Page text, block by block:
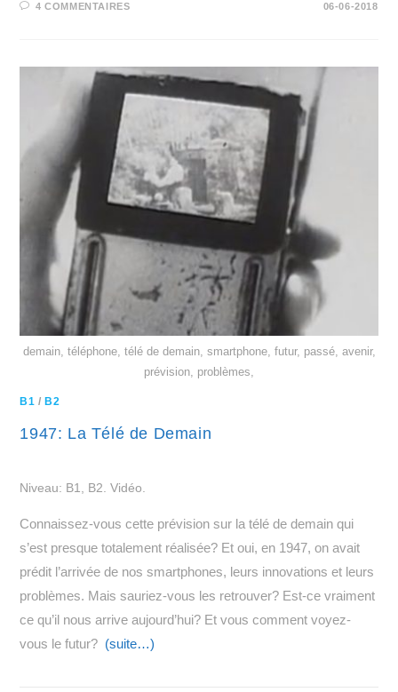
4 COMMENTAIRES 06-06-2018
demain, téléphone, télé de demain, smartphone, futur, passé, avenir,
prévision, problèmes,
B1 / B2
1947: La Télé de Demain
Niveau: B1, B2. Vidéo.
Connaissez-vous cette prévision sur la télé de demain qui
s’est presque totalement réalisée? Et oui, en 1947, on avait
prédit l’arrivée de nos smartphones, leurs innovations et leurs
problèmes. Mais sauriez-vous les retrouver? Est-ce vraiment
ce qu’il nous arrive aujourd’hui? Et vous comment voyez-
vous le futur? (suite…)